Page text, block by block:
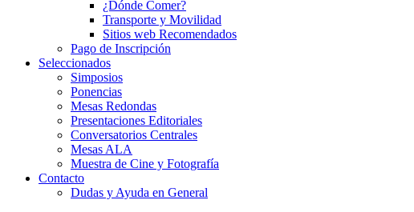
¿Dónde Comer?
Transporte y Movilidad
Sitios web Recomendados
Pago de Inscripción
Seleccionados
Simposios
Ponencias
Mesas Redondas
Presentaciones Editoriales
Conversatorios Centrales
Mesas ALA
Muestra de Cine y Fotografía
Contacto
Dudas y Ayuda en General